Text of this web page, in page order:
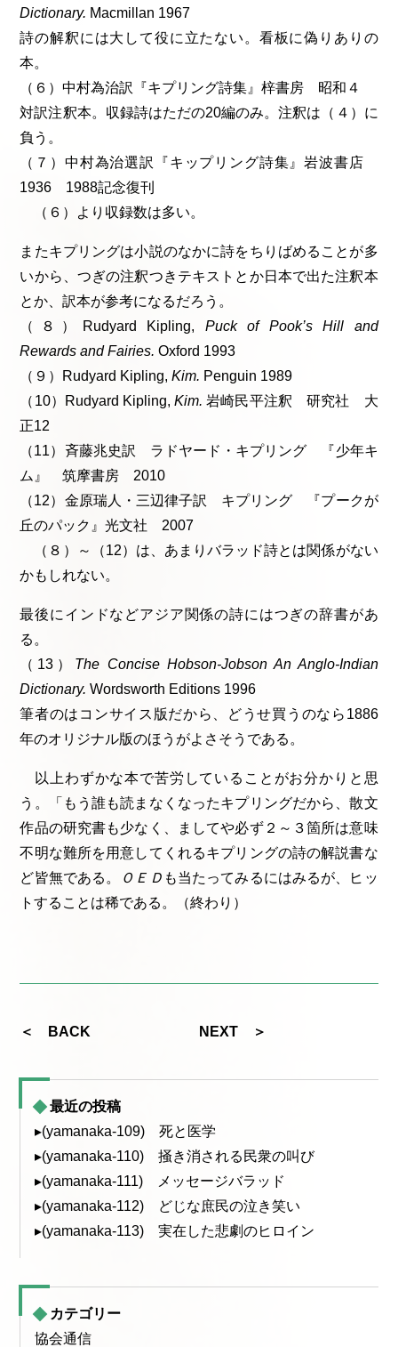
Dictionary. Macmillan 1967
詩の解釈には大して役に立たない。看板に偽りありの
本。
（６）中村為治訳『キプリング詩集』梓書房 昭和４
対訳注釈本。収録詩はただの20編のみ。注釈は（４）に
負う。
（７）中村為治選訳『キップリング詩集』岩波書店
1936 1988記念復刊
（６）より収録数は多い。
またキプリングは小説のなかに詩をちりばめることが多
いから、つぎの注釈つきテキストとか日本で出た注釈本
とか、訳本が参考になるだろう。
（８）Rudyard Kipling, Puck of Pook’s Hill and
Rewards and Fairies. Oxford 1993
（９）Rudyard Kipling,Kim. Penguin 1989
（10）Rudyard Kipling,Kim. 岩崎民平注釈 研究社 大
正12
（11）斉藤兆史訳 ラドヤード・キプリング 『少年キ
ム』 筑摩書房 2010
（12）金原瑞人・三辺律子訳 キプリング 『プークが
丘のパック』光文社 2007
（８）～（12）は、あまりバラッド詩とは関係がない
かもしれない。
最後にインドなどアジア関係の詩にはつぎの辞書があ
る。
（13） The Concise Hobson-Jobson An Anglo-Indian
Dictionary. Wordsworth Editions 1996
筆者のはコンサイス版だから、どうせ買うのなら1886
年のオリジナル版のほうがよさそうである。
以上わずかな本で苦労していることがお分かりと思
う。「もう誰も読まなくなったキプリングだから、散文
作品の研究書も少なく、ましてや必ず２～３箇所は意味
不明な難所を用意してくれるキプリングの詩の解説書な
ど皆無である。
ＯＥＤ も当たってみるにはみるが、ヒッ
トすることは稀である。（終わり）
＜ BACK NEXT ＞
最近の投稿
▸(yamanaka-109) 死と医学
▸(yamanaka-110) 掻き消される民衆の叫び
▸(yamanaka-111) メッセージバラッド
▸(yamanaka-112) どじな庶民の泣き笑い
▸(yamanaka-113) 実在した悲劇のヒロイン
カテゴリー
協会通信